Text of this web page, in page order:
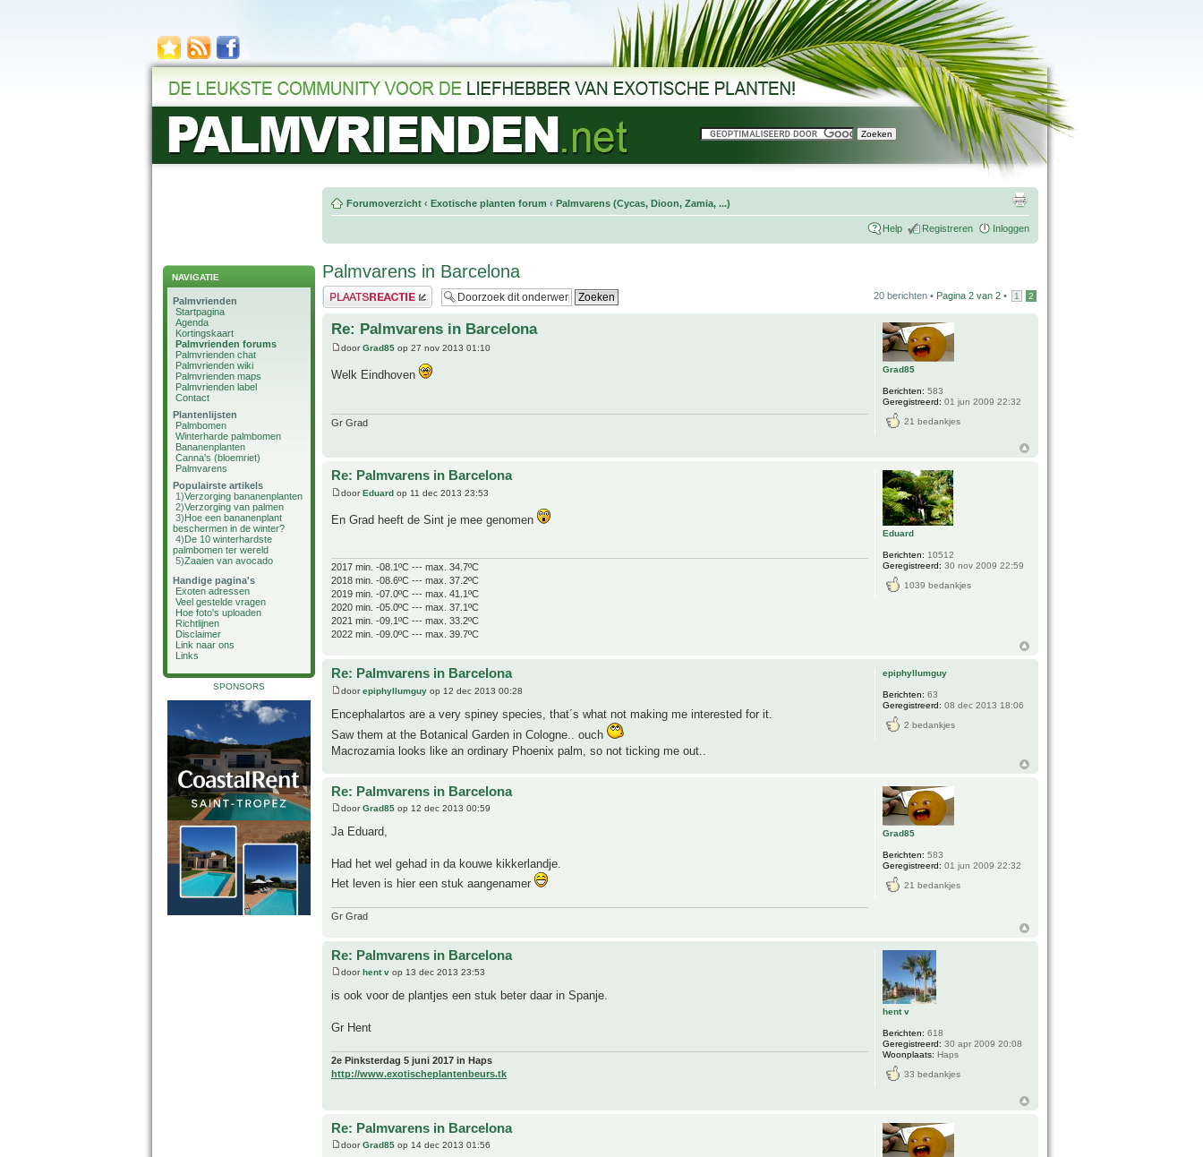
NAVIGATIE
Palmvrienden
Startpagina
Agenda
Kortingskaart
Palmvrienden forums
Palmvrienden chat
Palmvrienden wiki
Palmvrienden maps
Palmvrienden label
Contact
Plantenlijsten
Palmbomen
Winterharde palmbomen
Bananenplanten
Canna's (bloemriet)
Palmvarens
Populairste artikels
1)Verzorging bananenplanten
2)Verzorging van palmen
3)Hoe een bananenplant
beschermen in de winter?
4)De 10 winterhardste
palmbomen ter wereld
5)Zaaien van avocado
Handige pagina's
Exoten adressen
Veel gestelde vragen
Hoe foto's uploaden
Richtlijnen
Disclaimer
Link naar ons
Links
SPONSORS
Forumoverzicht ‹ Exotische planten forum ‹ Palmvarens (Cycas, Dioon, Zamia, ...)
Help Registreren Inloggen
Palmvarens in Barcelona
Plaats een reactie 20 berichten • Pagina 2 van 2 • 1 2
Re: Palmvarens in Barcelona
doorGrad85 op 27 nov 2013 01:10
Welk Eindhoven
Gr Grad
Grad85
Berichten: 583
Geregistreerd: 01 jun 2009 22:32
21 bedankjes
Re: Palmvarens in Barcelona
doorEduard op 11 dec 2013 23:53
En Grad heeft de Sint je mee genomen
2017 min. -08.1ºC --- max. 34.7ºC
2018 min. -08.6ºC --- max. 37.2ºC
2019 min. -07.0ºC --- max. 41.1ºC
2020 min. -05.0ºC --- max. 37.1ºC
2021 min. -09.1ºC --- max. 33.2ºC
2022 min. -09.0ºC --- max. 39.7ºC
Eduard
Berichten: 10512
Geregistreerd: 30 nov 2009 22:59
1039 bedankjes
Re: Palmvarens in Barcelona
doorepiphyllumguy op 12 dec 2013 00:28
Encephalartos are a very spiney species, that´s what not making me interested for it.
Saw them at the Botanical Garden in Cologne.. ouch
Macrozamia looks like an ordinary Phoenix palm, so not ticking me out..
epiphyllumguy
Berichten: 63
Geregistreerd: 08 dec 2013 18:06
2 bedankjes
Re: Palmvarens in Barcelona
doorGrad85 op 12 dec 2013 00:59
Ja Eduard,
Had het wel gehad in da kouwe kikkerlandje.
Het leven is hier een stuk aangenamer
Gr Grad
Grad85
Berichten: 583
Geregistreerd: 01 jun 2009 22:32
21 bedankjes
Re: Palmvarens in Barcelona
door hent v op 13 dec 2013 23:53
is ook voor de plantjes een stuk beter daar in Spanje.
Gr Hent
2e Pinksterdag 5 juni 2017 in Haps
http://www.exotischeplantenbeurs.tk
hent v
Berichten: 618
Geregistreerd: 30 apr 2009 20:08
Woonplaats: Haps
33 bedankjes
Re: Palmvarens in Barcelona
doorGrad85 op 14 dec 2013 01:56